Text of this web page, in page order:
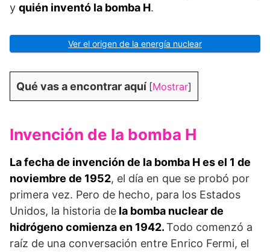
y quién inventó la bomba H.
Ver el origen de la energía nuclear
Qué vas a encontrar aquí [Mostrar]
Invención de la bomba H
La fecha de invención de la bomba H es el 1 de
noviembre de 1952, el día en que se probó por
primera vez. Pero de hecho, para los Estados
Unidos, la historia de la bomba nuclear de
hidrógeno comienza en 1942.Todo comenzó a
raíz de una conversación entre Enrico Fermi, el